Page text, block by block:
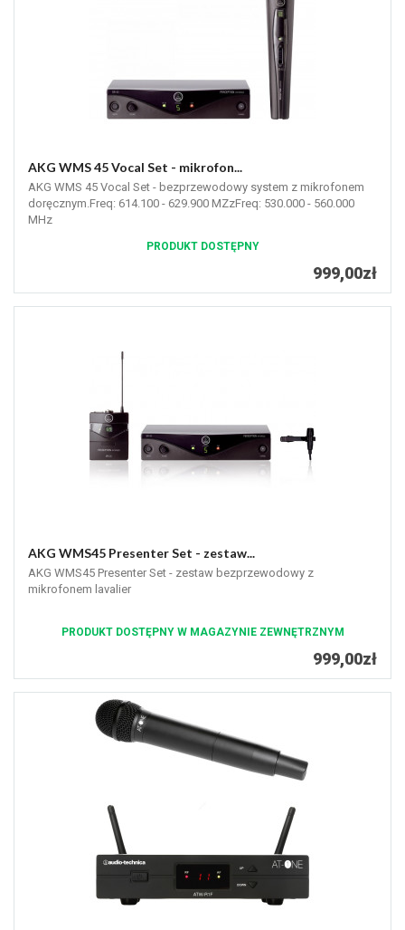
AKG WMS 45 Vocal Set - mikrofon...
AKG WMS 45 Vocal Set - bezprzewodowy system z mikrofonem
doręcznym.Freq: 614.100 - 629.900 MZzFreq: 530.000 - 560.000
MHz
PRODUKT DOSTĘPNY
999,00zł
AKG WMS45 Presenter Set - zestaw...
AKG WMS45 Presenter Set - zestaw bezprzewodowy z
mikrofonem lavalier
PRODUKT DOSTĘPNY W MAGAZYNIE ZEWNĘTRZNYM
999,00zł